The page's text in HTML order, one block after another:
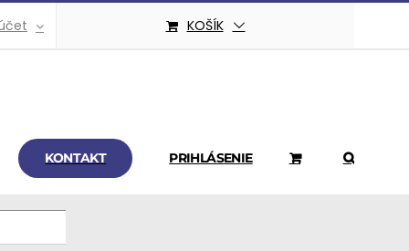
KOŠÍK
KONTAKT PRIHLÁSENIE